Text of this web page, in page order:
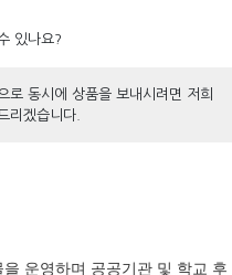
있나요?
로 동시에 상품을 보내시려면 저희
리겠습니다.
운영하며 공공기관 및 학교 후